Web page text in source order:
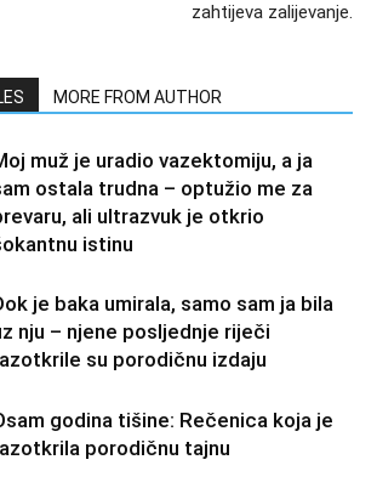
zahtijeva zalijevanje.
MORE FROM AUTHOR
muž je uradio vazektomiju, a ja
ostala trudna – optužio me za
ali ultrazvuk je otkrio
istinu
je baka umirala, samo sam ja bila
nju – njene posljednje riječi
su porodičnu izdaju
godina tišine: Rečenica koja je
porodičnu tajnu